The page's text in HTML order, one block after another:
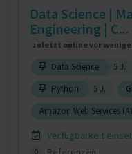
Data Science |
Engineering | C...
zuletzt online vor
Data Science 5 J.
Python
5 J.
Amazon Web Services
Verfügbarkeit
0